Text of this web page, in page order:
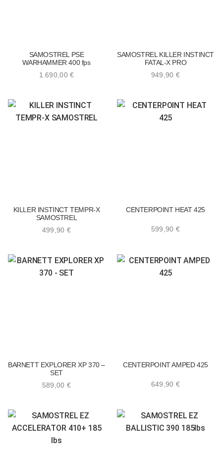
1.690,00€
SAMOSTREL PSE
WARHAMMER 400 fps
949,90 €
SAMOSTREL KILLER INSTINCT
FATAL-X PRO
499,90 €
KILLER INSTINCT TEMPR-X
SAMOSTREL
599,90 €
CENTERPOINT HEAT 425
589,00 €
BARNETT EXPLORER XP 370 –
SET
649,90 €
CENTERPOINT AMPED 425